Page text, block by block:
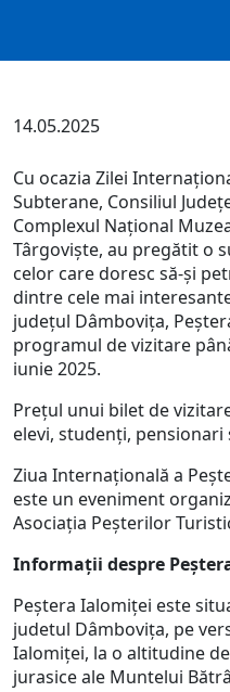
14.05.2025
Cu ocazia Zilei
Subterane, Consiliul
Complexul Național
Târgoviște, au pregătit o
celor care doresc să-şi
dintre cele mai
judeţul Dâmboviţa,
programul de vizitare
iunie 2025.
Preţul unui bilet de
elevi, studenți, pensionari
Ziua Internațională a
este un eveniment
Asociația Peșterilor
Informații despre
Peştera Ialomiţei este
judetul Dâmboviţa, pe
Ialomiţei, la o altitudine
jurasice ale Muntelui